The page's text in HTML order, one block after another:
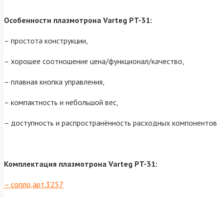
Особенности плазмотрона Varteg PT-31:
– простота конструкции,
– хорошее соотношение цена/функционал/качество,
– плавная кнопка управления,
– компактность и небольшой вес,
– доступность и распространённость расходных компонентов
Комплектация плазмотрона Varteg PT-31:
– сопло,арт.3257